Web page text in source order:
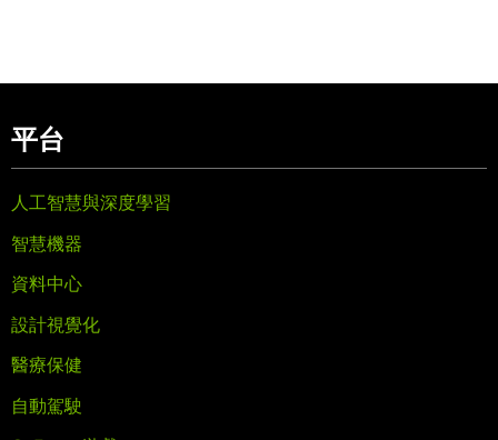
平台
人工智慧與深度學習
智慧機器
資料中心
設計視覺化
醫療保健
自動駕駛